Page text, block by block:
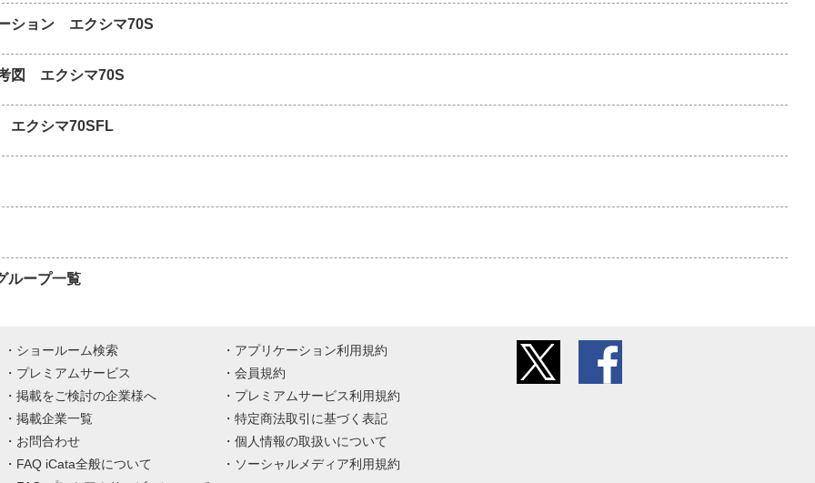
ション エクシマ70S
図 エクシマ70S
エクシマ70SFL
ループ一覧
ショールーム検索
プレミアムサービス
掲載をご検討の企業様へ
掲載企業一覧
お問合わせ
FAQ iCata全般について
アプリケーション利用規約
会員規約
プレミアムサービス利用規約
特定商法取引に基づく表記
個人情報の取扱いについて
ソーシャルメディア利用規約